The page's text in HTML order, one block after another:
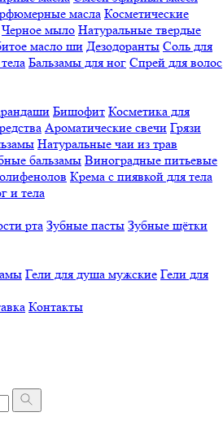
масла Косметические
Черное мыло Натуральные твердые
масло ши Дезодоранты Соль для
Бальзамы для ног Спрей для волос
Бишофит Косметика для
Ароматические свечи Грязи
Натуральные чаи из трав
бальзамы Виноградные питьевые
Крема с пиявкой для тела
и тела
рта Зубные пасты Зубные щётки
Гели для душа мужские Гели для
Контакты